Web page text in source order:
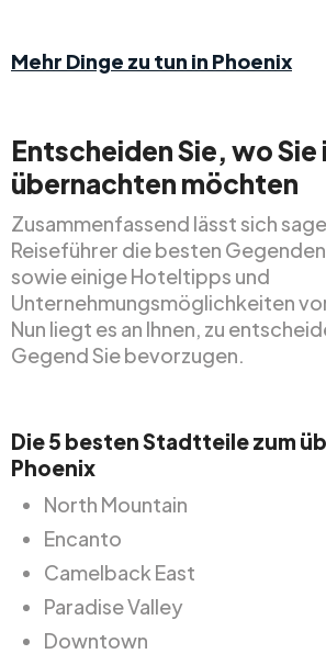
Mehr Dinge zu tun in Phoenix
Entscheiden Sie, wo Sie
übernachten möchten
Zusammenfassend lässt sich
Reiseführer die besten
sowie einige Hoteltipps und
Unternehmungsmöglichkeiten
Nun liegt es an Ihnen, zu
Gegend Sie bevorzugen.
Die 5 besten Stadtteile zum
Phoenix
North Mountain
Encanto
Camelback East
Paradise Valley
Downtown